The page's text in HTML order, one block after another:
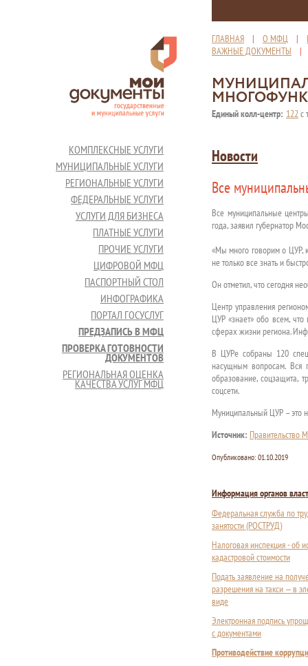
ГЛАВНАЯ | О МФЦ |
ВАЖНЫЕ ДОКУМЕНТЫ
Единый колл-центр: 122с
КОМПЛЕКСНЫЕ УСЛУГИ
МУНИЦИПАЛЬНЫЕ УСЛУГИ
РЕГИОНАЛЬНЫЕ УСЛУГИ
ФЕДЕРАЛЬНЫЕ УСЛУГИ
УСЛУГИ ДЛЯ БИЗНЕСА
ПЛАТНЫЕ УСЛУГИ
ПРОЧИЕ УСЛУГИ
ЦИФРОВОЙ МФЦ
ПАСПОРТНЫЙ СТОЛ
ИНФОГРАФИКА
ПОРТАЛ ГОСУСЛУГ
ПРЕДЗАПИСЬ В МФЦ
ПРОВЕРКА ГОТОВНОСТИ
ДОКУМЕНТОВ
РЕГИОНАЛЬНАЯ ОЦЕНКА
КАЧЕСТВА УСЛУГ МФЦ
Новости
Все
Все муниципальные
года, заявил губернатор
«Мы много говорим о ЦУР,
не только все знать и
Он отметил, что сегодня
Центр управления
ЦУР «знает» обо всем,
сферах жизни региона.
В ЦУРе собраны 120
насущным вопросам. Вся
образование, соцзащита,
соцсети.
Муниципальный ЦУР – это
Источник: Правительство
Опубликовано: 01.10.2019
Информация органов
Федеральная служба по
занятости (РОСТРУД)
Налоговая инспекция - об
кадастровой стоимости
Подать заявление на
разрешения на такси — в
виде
Электронная подпись
с документами
Противодействие